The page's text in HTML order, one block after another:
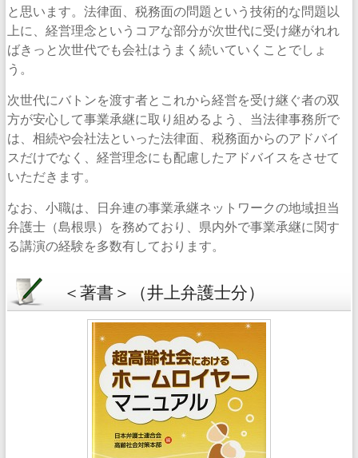
と思います。法律面、税務面の問題という技術的な問題以
上に、経営理念というコアな部分が次世代に受け継がれれ
ばきっと次世代でも会社はうまく続いていくことでしょ
う。
次世代にバトンを渡す者とこれから経営を受け継ぐ者の双
方が安心して事業承継に取り組めるよう、当法律事務所で
は、相続や会社法といった法律面、税務面からのアドバイ
スだけでなく、経営理念にも配慮したアドバイスをさせて
いただきます。
なお、小職は、日弁連の事業承継ネットワークの地域担当
弁護士（島根県）を務めており、県内外で事業承継に関す
る講演の経験を多数有しております。
＜著書＞（井上弁護士分）